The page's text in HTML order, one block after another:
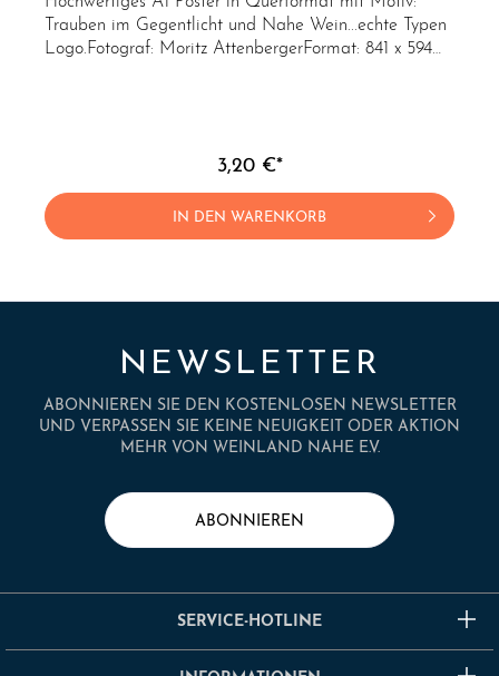
Trauben im Gegentlicht und Nahe Wein...echte Typen
Logo.Fotograf: Moritz AttenbergerFormat: 841 x 594
3,20 €*
IN DEN WARENKORB
NEWSLETTER
ABONNIEREN SIE DEN KOSTENLOSEN NEWSLETTER
UND VERPASSEN SIE KEINE NEUIGKEIT ODER AKTION
MEHR VON WEINLAND NAHE E.V.
ABONNIEREN
SERVICE-HOTLINE